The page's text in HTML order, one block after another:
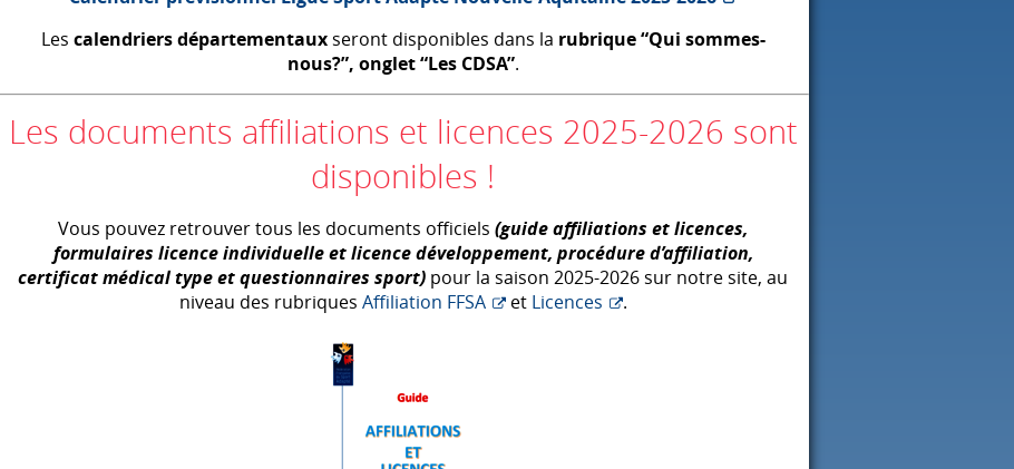
Les calendriers départementauxseront disponibles dans la rubrique “Qui sommes-
nous?”, onglet “Les CDSA”.
Les documents affiliations et licences 2025-2026 sont
disponibles !
Vous pouvez retrouver tous les documents officiels(guide affiliations et licences,
formulaires licence individuelle et licence développement, procédure d’affiliation,
certificat médical type et questionnaires sport) pour la saison 2025-2026 sur notre site, au
niveau des rubriques Affiliation FFSA et Licences .